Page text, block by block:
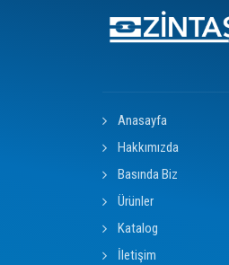
Anasayfa
Hakkımızda
Basında Biz
Ürünler
Katalog
İletişim